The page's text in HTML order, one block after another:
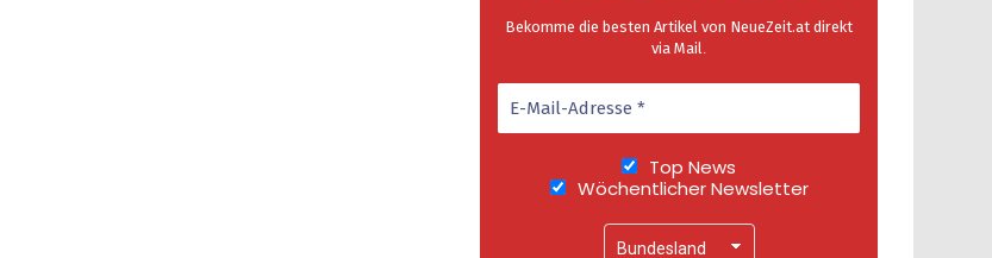
Bekomme die besten Artikel von NeueZeit.at direkt
via Mail.
Top News
Wöchentlicher Newsletter